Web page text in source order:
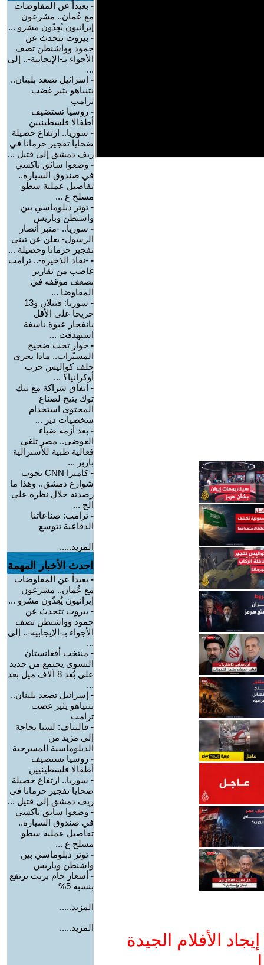
الأفلام الجيدة
- بعيداً عن المفاوضات
مع عُمان.. مشرعون
إيرانيون يُعِدّون مشرو ...
- بيروت تتحدث عن
جمود وواشنطن تصف
الأجواء بـ-الإيجابية-.. إلى
...
- إسرائيل تصعد بلبنان..
نتنياهو يثير غضب
ترامب
- روسيا تستضيف
أطفالا فلسطينيين
- سوريا.. ارتفاع حصيلة
ضحايا تفجير جرمانا في
ريف دمشق إلى قتيل ...
- وضعوا سائق تاكسي
في صندوق السيارة..
تفاصيل عملية سطو
مسلح ع ...
- توتر دبلوماسي بين
واشنطن وباريس
- سوريا.. -منبر أنصار
الرسول- يعلن عن تبني
تفجير جرمانا وحصيلة ...
- -نفاد الذخيرة-.. ترامب
غاضب من تقارير
تضعف موقفه في
المفاوضا ...
-
سوريا: قتيلان و13
جريحا على الأقل
بانفجار عبوة ناسفة
استهدفت ...
- حوار تحت ضجيج
المسيّرات.. ماذا يجري
خلف كواليس حرب
أوكرانيا؟ ...
- اتفاق شراكة مع تيك
توك يتيح لصناع
المحتوى استخدام
شخصيات ديز ...
- بعد أزمة ضياء
العوضي.. مصر تلغي
فعالية طبية للأسترالية
باربر ...
-
كاميرا CNN تجوب
شوارع دمشق.. وهذا ما
رصدته خلال نظرة على
الح ...
- ترامب: صناعاتنا
الدفاعية تتوسع
المزيد.....
احدث الأخبار المهمة
- بعيداً عن المفاوضات
مع عُمان.. مشرعون
إيرانيون يُعِدّون مشرو ...
- بيروت تتحدث عن
جمود وواشنطن تصف
الأجواء بـ-الإيجابية-.. إلى
...
- منتخب أفغانستان
النسوي يجتمع من جديد
على بُعد 8 آلاف ميل بعد
...
- إسرائيل تصعد بلبنان..
نتنياهو يثير غضب
ترامب
- قاليباف: لسنا بحاجة
إلى مزيد من
الدبلوماسية المسرحية
- روسيا تستضيف
أطفالا فلسطينيين
- سوريا.. ارتفاع حصيلة
ضحايا تفجير جرمانا في
ريف دمشق إلى قتيل ...
- وضعوا سائق تاكسي
في صندوق السيارة..
تفاصيل عملية سطو
مسلح ع ...
- توتر دبلوماسي بين
واشنطن وباريس
- أسعار خام برنت ترتفع
بنسبة 5%
المزيد.....
المزيد.....